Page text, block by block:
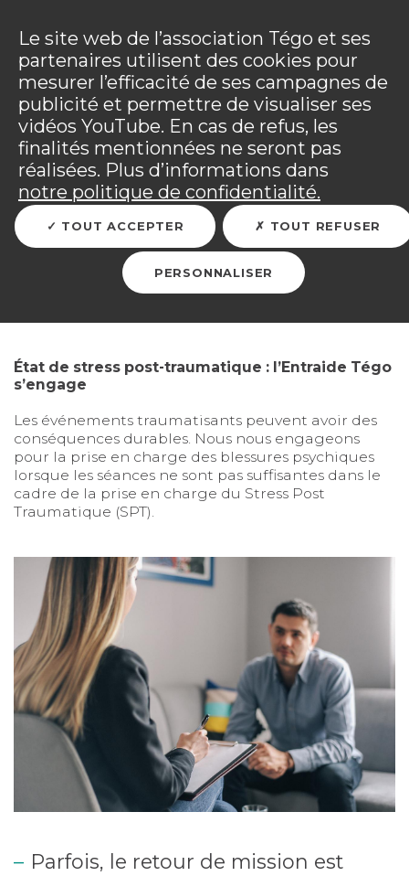
adhérents sinistrés et les personnels mobilisés.
Tous les détails dansvotre espace adhérent.
Vous êtes sur le site Tégo
RETOUR
L'aide au financement de
séances de
psychothérapie
État de stress post-traumatique : l’Entraide Tégo
s’engage
Les événements traumatisants peuvent avoir des
conséquences durables. Nous nous engageons
pour la prise en charge des blessures psychiques
lorsque les séances ne sont pas suffisantes dans le
cadre de la prise en charge du Stress Post
Traumatique (SPT).
Parfois, le retour de mission est
Le site web de l’association Tégo et ses
partenaires utilisent des cookies pour
mesurer l’efficacité de ses campagnes de
publicité et permettre de visualiser ses
vidéos YouTube. En cas de refus, les
finalités mentionnées ne seront pas
réalisées. Plus d’informations dans
notre politique de confidentialité.
TOUT ACCEPTER TOUT REFUSER
PERSONNALISER